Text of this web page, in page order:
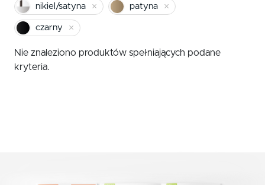
Klamki z długim szyldem
Klamki zewnętrzne
Gałki
pomarańczowy
czerwony
żółty
nikiel/satyna patyna
czarny
Nie znaleziono produktów spełniających podane
kryteria.